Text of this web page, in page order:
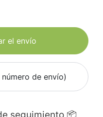
el envío
de envío)